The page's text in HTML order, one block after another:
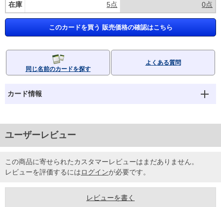
在庫
5点 0点
このカードを買う 販売価格の確認はこちら
同じ名前のカードを探す
よくある質問
カード情報
ユーザーレビュー
この商品に寄せられたカスタマーレビューはまだありません。
レビューを評価するにはログインが必要です。
レビューを書く